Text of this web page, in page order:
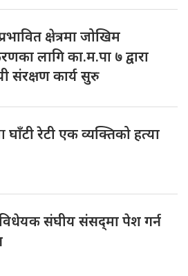
क्षेत्रमा जोखिम
लागि का.म.पा ७ द्वारा
संरक्षण कार्य सुरु
घाँटी रेटी एक व्यक्तिको हत्या
संघीय संसद्‌मा पेश गर्न